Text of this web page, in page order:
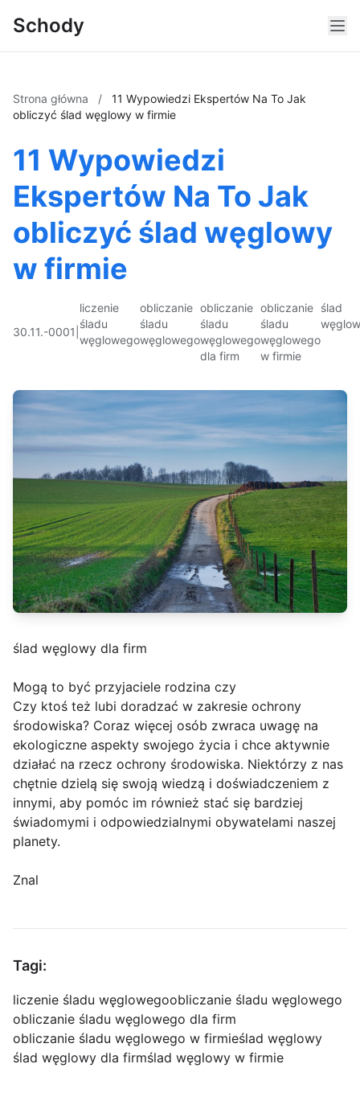
Schody
Strona główna /
11 Wypowiedzi Ekspertów Na To Jak
obliczyć ślad węglowy w firmie
11 Wypowiedzi
Ekspertów Na To Jak
obliczyć ślad węglowy
w firmie
30.11.-0001
liczenie
śladu
węglowego
obliczanie
śladu
węglowego
obliczanie
śladu
węglowego
dla firm
obliczanie
śladu
węglowego
w firmie
ślad
ślad węglowy dla firm
Mogą to być przyjaciele rodzina czy
Czy ktoś też lubi doradzać w zakresie ochrony
środowiska? Coraz więcej osób zwraca uwagę na
ekologiczne aspekty swojego życia i chce aktywnie
działać na rzecz ochrony środowiska. Niektórzy z nas
chętnie dzielą się swoją wiedzą i doświadczeniem z
innymi, aby pomóc im również stać się bardziej
świadomymi i odpowiedzialnymi obywatelami naszej
planety.
Znal
Tagi:
liczenie śladu węglowegoobliczanie śladu węglowego
obliczanie śladu węglowego dla firm
obliczanie śladu węglowego w firmieślad węglowy
ślad węglowy dla firmślad węglowy w firmie